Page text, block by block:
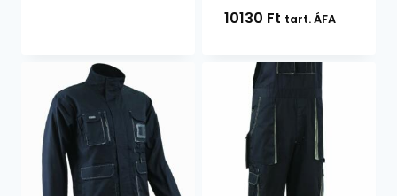
10130 Ft tart. ÁFA